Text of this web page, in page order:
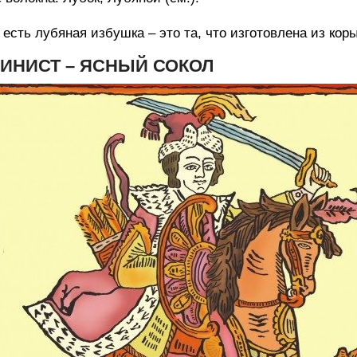
есть лубяная избушка – это та, что изготовлена из
– ЯСНЫЙ СОКОЛ